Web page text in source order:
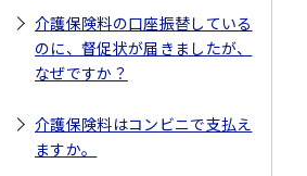
介護保険料の口座振替している
のに、督促状が届きましたが、
なぜですか？
介護保険料はコンビニで支払え
ますか。